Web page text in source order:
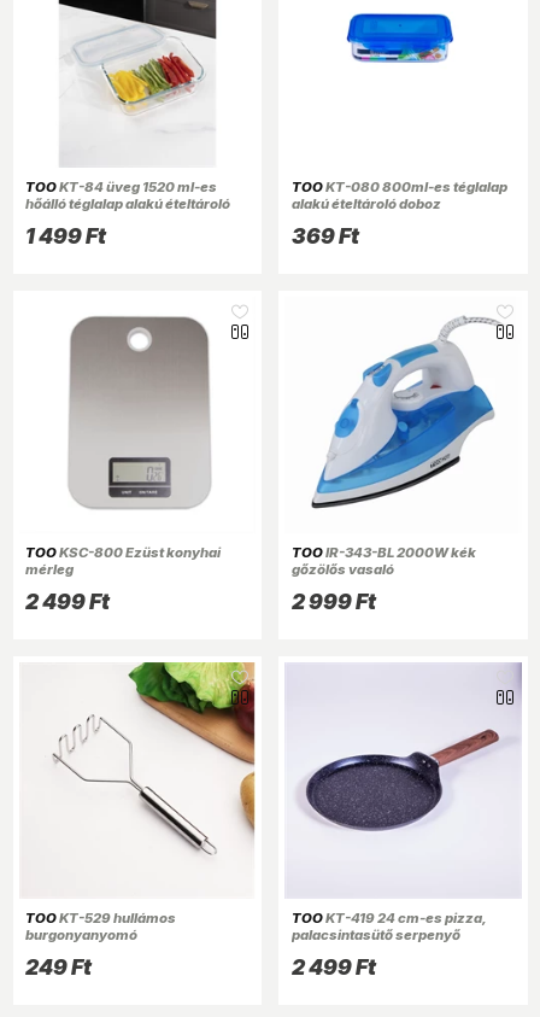
TOOKT-84 üveg 1520 ml-es
hőálló téglalap alakú ételtároló
1 499 Ft
TOOKT-080 800ml-es téglalap
alakú ételtároló doboz
369 Ft
TOOKSC-800 Ezüst konyhai
mérleg
2 499 Ft
TOOIR-343-BL 2000W kék
gőzölős vasaló
2 999 Ft
TOOKT-529 hullámos
burgonyanyomó
249 Ft
TOOKT-419 24 cm-es pizza,
palacsintasütő serpenyő
2 499 Ft